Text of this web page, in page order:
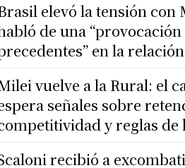
elevó la tensión con
de una
en la
vuelve a la Rural: el
señales sobre
y reglas de
recibió a